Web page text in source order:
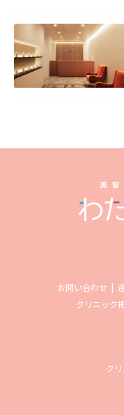
お問い合わせ
クリニック
ク